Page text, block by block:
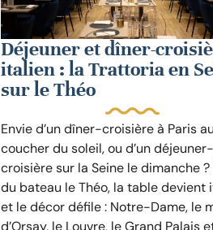
Déjeuner et dîner-
italien : la Trattoria en
sur le Théo
Envie d’un dîner-croisière à Paris au
coucher du soleil, ou d’un déjeuner-
croisière sur la Seine le dimanche
du bateau le Théo, la table devient
et le décor défile : Notre-Dame, le
d’Orsay, le Louvre, le Grand Palais